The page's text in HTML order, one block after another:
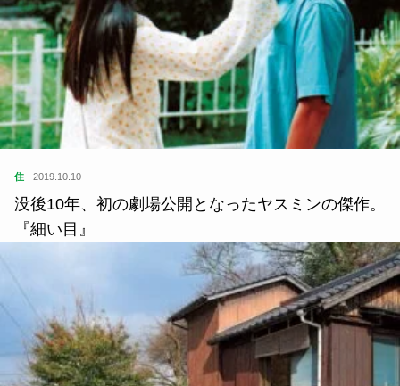
住 2019.10.10
没後10年、初の劇場公開となったヤスミンの傑作。
『細い目』